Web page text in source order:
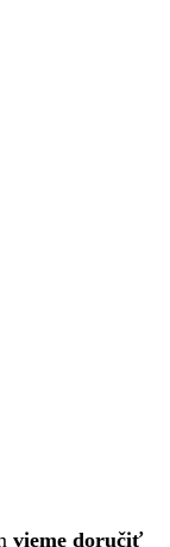
vieme doručiť